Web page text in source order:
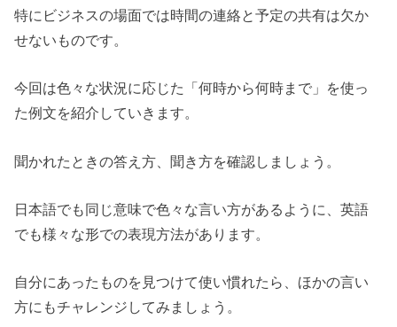
特にビジネスの場面では時間の連絡と予定の共有は欠か
せないものです。
今回は色々な状況に応じた「何時から何時まで」を使っ
た例文を紹介していきます。
聞かれたときの答え方、聞き方を確認しましょう。
日本語でも同じ意味で色々な言い方があるように、英語
でも様々な形での表現方法があります。
自分にあったものを見つけて使い慣れたら、ほかの言い
方にもチャレンジしてみましょう。